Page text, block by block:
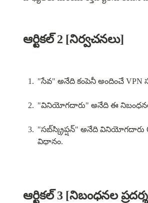
ఆర్టికల్ 2 [నిర్వచనలు]
"సేవ" అనేది కంపెనీ అందించే
"వినియోగదారు" అనేది ఈ నిబంధనల
"సబ్‌స్క్రిప్షన్" అనేది వినియోగదారు Google Play Store లేదా Apple App Store ద్వారా నిర్దిష్ట మొత్తాన్ని చెల్లించి సేవలను వినియోగించగలిగే
విధానం.
ఆర్టికల్ 3 [నిబంధనల